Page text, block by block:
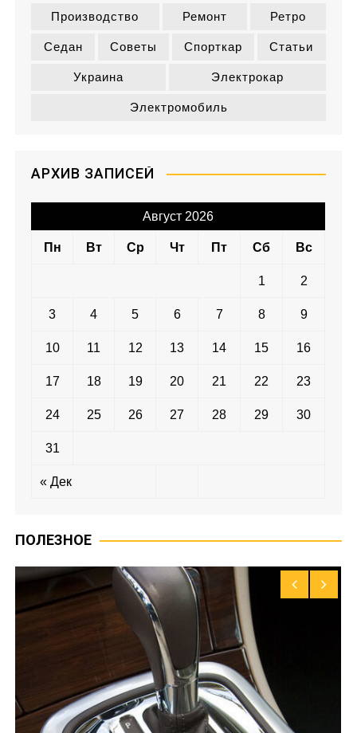
Производство Ремонт Ретро
Седан Советы Спорткар Статьи
Украина Электрокар
Электромобиль
АРХИВ ЗАПИСЕЙ
Август 2026
Пн Вт Ср Чт Пт Сб Вс
« Дек
1 2
3 4 5 6 7 8 9
10 11 12 13 14 15 16
17 18 19 20 21 22 23
24 25 26 27 28 29 30
31
ПОЛЕЗНОЕ